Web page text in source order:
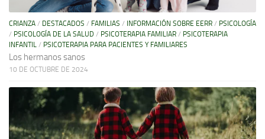
CRIANZA / DESTACADOS / FAMILIAS / INFORMACIÓN SOBRE EERR / PSICOLOGÍA
/ PSICOLOGÍA DE LA SALUD / PSICOTERAPIA FAMILIAR / PSICOTERAPIA
INFANTIL / PSICOTERAPIA PARA PACIENTES Y FAMILIARES
Los hermanos sanos
10 DE OCTUBRE DE 2024